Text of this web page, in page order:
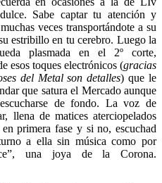
Sabe captar tu atención y
veces transportándote a su
estribillo en tu cerebro. Luego la
plasmada en el 2º corte,
esos toques electrónicos (gracias
del Metal son detalles) que le
que satura el Mercado aunque
de fondo. La voz de
llena de matices aterciopelados
primera fase y si no, escuchad
a ella sin música como por
una joya de la Corona.